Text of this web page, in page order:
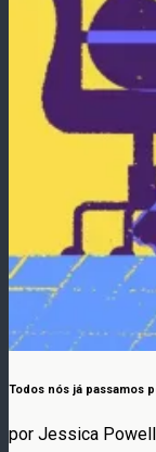
Todos nós já passamos
por Jessica